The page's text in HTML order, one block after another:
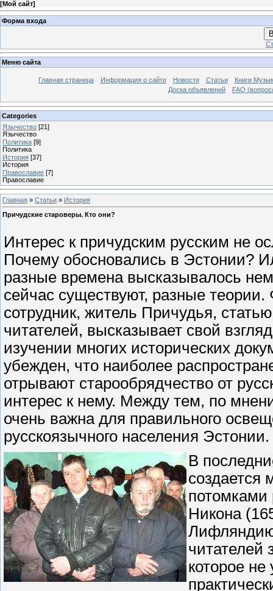
[Мой сайт]
Форма входа
Меню сайта
Главная страница Информация о сайте Новости Статьи
Книги
Доска объявлений
FAQ
Categories
Язычество [21]
Язычество
Политика [9]
Политика
История [37]
История
Православие [7]
Православие
Главная » Статьи » История
Причудские староверы. Кто они?
Интерес к причудским русским не
Почему обосновались в Эстонии?
разные времена высказывалось
сейчас существуют, разные
сотрудник, житель Причудья,
читателей, высказывает свой
изучении многих исторических
убежден, что наиболее
отрывают старообрядчество от
интерес к нему. Между тем, по
очень важна для правильного
русскоязычного населения Эстонии.
В
создается
потомками
Никона
читателей
которое